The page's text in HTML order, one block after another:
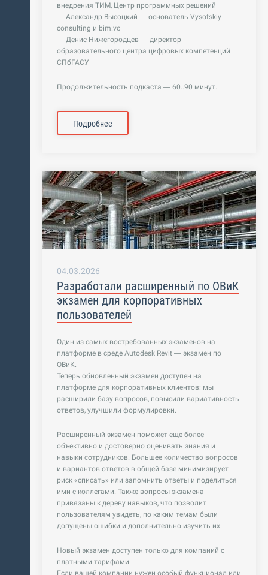
внедрения ТИМ, Центр программных решений
— Александр Высоцкий — основатель Vysotskiy
consulting и bim.vc
— Денис Нижегородцев — директор
образовательного центра цифровых компетенций
СПбГАСУ
Продолжительность подкаста — 60..90 минут.
Подробнее
04.03.2026
Разработали расширенный по ОВиК
экзамен для корпоративных
пользователей
Один из самых востребованных экзаменов на
платформе в среде Autodesk Revit — экзамен по
ОВиК.
Теперь обновленный экзамен доступен на
платформе для корпоративных клиентов: мы
расширили базу вопросов, повысили вариативность
ответов, улучшили формулировки.
Расширенный экзамен поможет еще более
объективно и достоверно оценивать знания и
навыки сотрудников. Большее количество вопросов
и вариантов ответов в общей базе минимизирует
риск «списать» или запомнить ответы и поделиться
ими с коллегами. Также вопросы экзамена
привязаны к дереву навыков, что позволит
пользователям увидеть, по каким темам были
допущены ошибки и дополнительно изучить их.
Новый экзамен доступен только для компаний с
платными тарифами.
Если вашей компании нужен особый функционал или